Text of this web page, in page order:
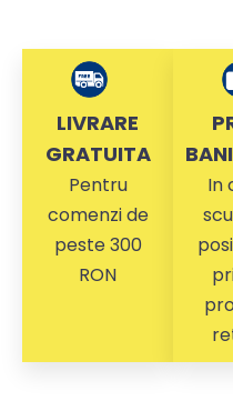
LIVRARE
GRATUITA
Pentru
comenzi de
peste 300
RON
In